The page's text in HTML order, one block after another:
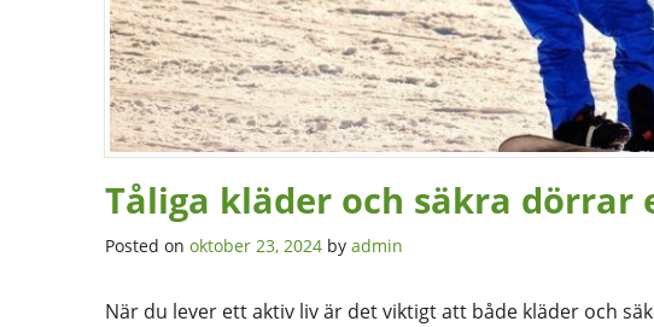
Tåliga kläder och säkra
Posted on oktober 23, 2024 by admin
När du lever ett aktiv liv är det viktigt att både kläder och